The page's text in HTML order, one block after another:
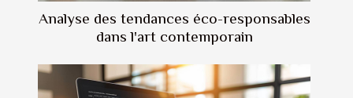
Analyse des tendances éco-responsables
dans l'art contemporain